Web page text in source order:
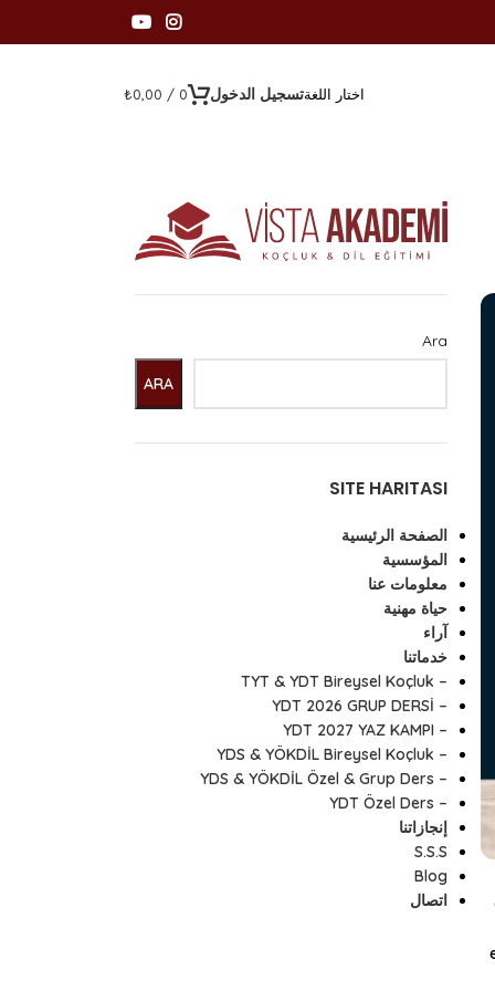
اختار اللغةتسجيل الدخول 0
/
₺0,00
Ara
ARA
SITE HARITASI
الصفحة الرئيسية
المؤسسية
معلومات عنا
حياة مهنية
آراء
خدماتنا
– TYT & YDT Bireysel Koçluk
– YDT 2026 GRUP DERSİ
– YDT 2027 YAZ KAMPI
– YDS & YÖKDİL Bireysel Koçluk
– YDS & YÖKDİL Özel & Grup Ders
– YDT Özel Ders
إنجازاتنا
S.S.S
Blog
اتصال